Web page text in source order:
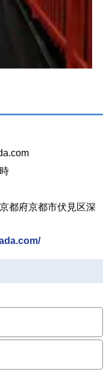
都府京都市伏見区深